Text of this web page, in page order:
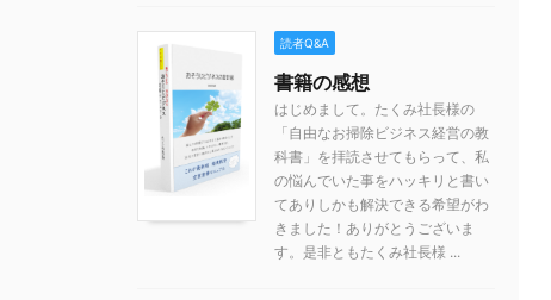
読者Q&A
書籍の感想
はじめまして。たくみ社長様の
「自由なお掃除ビジネス経営の教
科書」を拝読させてもらって、私
の悩んでいた事をハッキリと書い
てありしかも解決できる希望がわ
きました！ありがとうございま
す。是非ともたくみ社長様 ...